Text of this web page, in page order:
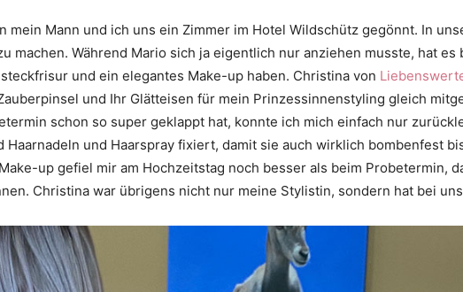
mein Mann und ich uns ein Zimmer im Hotel Wildschütz gegönnt. In
machen. Während Mario sich ja eigentlich nur anziehen musste, hat
und ein elegantes Make-up haben. Christina von
und Ihr Glätteisen für mein Prinzessinnenstyling gleich
schon so super geklappt hat, konnte ich mich einfach nur
und Haarspray fixiert, damit sie auch wirklich bombenfest
up gefiel mir am Hochzeitstag noch besser als beim Probetermin,
Christina war übrigens nicht nur meine Stylistin, sondern hat bei